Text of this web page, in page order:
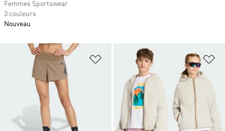
Ajouter à la Liste de produits
Femmes Sportswear
3 couleurs
Nouveau